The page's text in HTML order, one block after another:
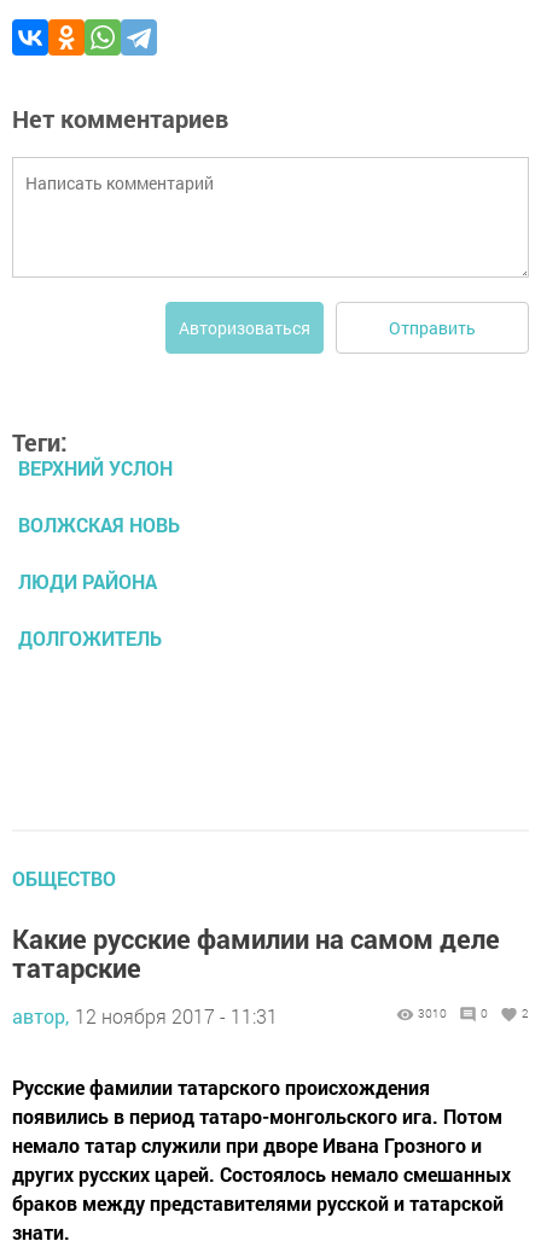
Нет комментариев
Авторизоваться Отправить
Теги:
ВЕРХНИЙ УСЛОН
ВОЛЖСКАЯ НОВЬ
ЛЮДИ РАЙОНА
ДОЛГОЖИТЕЛЬ
ОБЩЕСТВО
Какие русские фамилии на самом деле
татарские
автор, 12 ноября 2017 - 11:31 3010 0 2
Русские фамилии татарского происхождения
появились в период татаро-монгольского ига. Потом
немало татар служили при дворе Ивана Грозного и
других русских царей. Состоялось немало смешанных
браков между представителями русской и татарской
знати.